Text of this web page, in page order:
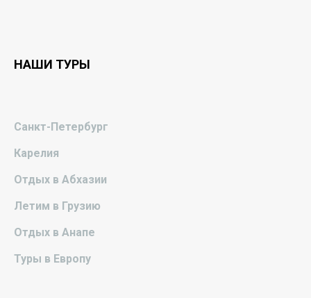
НАШИ ТУРЫ
Санкт-Петербург
Карелия
Отдых в Абхазии
Летим в Грузию
Отдых в Анапе
Туры в Европу